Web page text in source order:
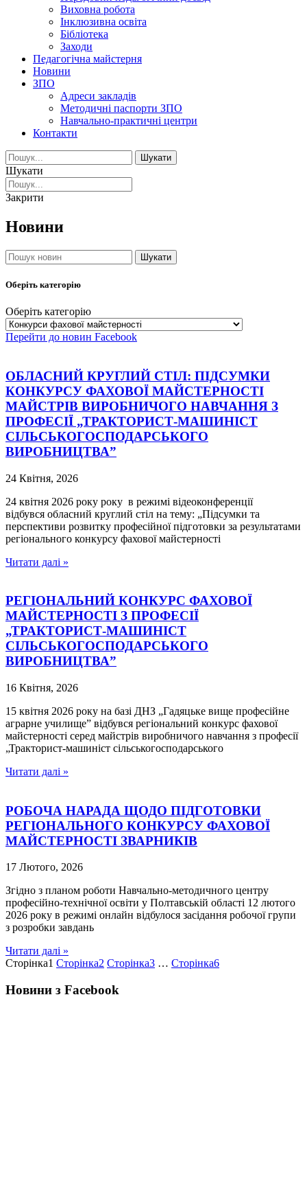
Виховна робота
Інклюзивна освіта
Бібліотека
Заходи
Педагогічна майстерня
Новини
ЗПО
Адреси закладів
Методичні паспорти ЗПО
Навчально-практичні центри
Контакти
Шукати
Шукати
Закрити
Новини
Шукати
Оберіть категорію
Оберіть категорію
Перейти до новин Facebook
ОБЛАСНИЙ КРУГЛИЙ СТІЛ: ПІДСУМКИ
КОНКУРСУ ФАХОВОЇ МАЙСТЕРНОСТІ
МАЙСТРІВ ВИРОБНИЧОГО НАВЧАННЯ З
ПРОФЕСІЇ „ТРАКТОРИСТ-МАШИНІСТ
СІЛЬСЬКОГОСПОДАРСЬКОГО
ВИРОБНИЦТВА”
24 Квітня, 2026
24 квітня 2026 року року в режимі відеоконференції
відбувся обласний круглий стіл на тему: „Підсумки та
перспективи розвитку професійної підготовки за результатами
регіонального конкурсу фахової майстерності
Читати далі »
РЕГІОНАЛЬНИЙ КОНКУРС ФАХОВОЇ
МАЙСТЕРНОСТІ З ПРОФЕСІЇ
„ТРАКТОРИСТ-МАШИНІСТ
СІЛЬСЬКОГОСПОДАРСЬКОГО
ВИРОБНИЦТВА”
16 Квітня, 2026
15 квітня 2026 року на базі ДНЗ „Гадяцьке вище професійне
аграрне училище” відбувся регіональний конкурс фахової
майстерності серед майстрів виробничого навчання з професії
„Тракторист-машиніст сільськогосподарського
Читати далі »
РОБОЧА НАРАДА ЩОДО ПІДГОТОВКИ
РЕГІОНАЛЬНОГО КОНКУРСУ ФАХОВОЇ
МАЙСТЕРНОСТІ ЗВАРНИКІВ
17 Лютого, 2026
Згідно з планом роботи Навчально-методичного центру
професійно-технічної освіти у Полтавській області 12 лютого
2026 року в режимі онлайн відбулося засідання робочої групи
з розробки завдань
Читати далі »
Сторінка1 Сторінка2 Сторінка3 … Сторінка6
Новини з Facebook